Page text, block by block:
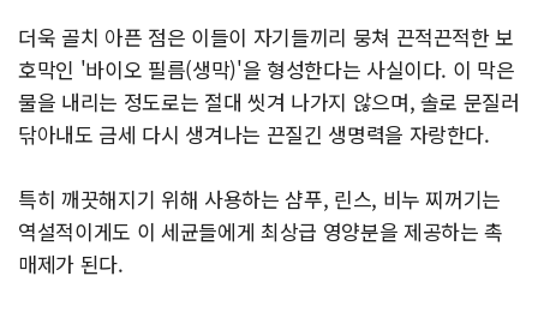
더욱 골치 아픈 점은 이들이 자기들끼리 뭉쳐 끈적끈적한 보
호막인 '바이오 필름(생막)'을 형성한다는 사실이다. 이 막은
물을 내리는 정도로는 절대 씻겨 나가지 않으며, 솔로 문질러
닦아내도 금세 다시 생겨나는 끈질긴 생명력을 자랑한다.
특히 깨끗해지기 위해 사용하는 샴푸, 린스, 비누 찌꺼기는
역설적이게도 이 세균들에게 최상급 영양분을 제공하는 촉
매제가 된다.